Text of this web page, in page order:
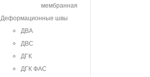
мембранная
Деформационные швы
ДВА
ДВС
ДГК
ДГК ФАС